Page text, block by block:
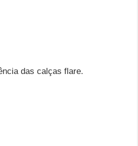
das calças flare.